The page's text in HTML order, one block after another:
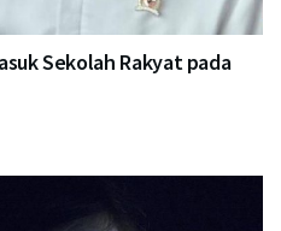
Sekolah Rakyat pada